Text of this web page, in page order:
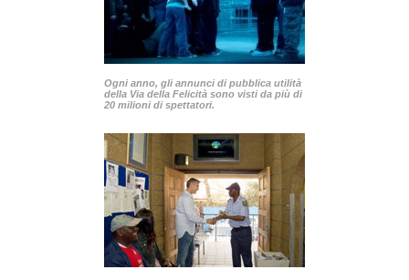
Ogni anno, gli annunci di pubblica utilità
della Via della Felicità sono visti da più di
20 milioni di spettatori.